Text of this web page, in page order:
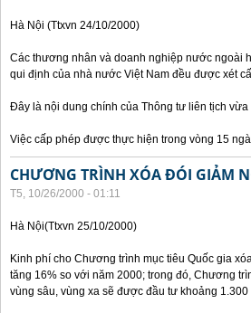
Hà Nội (Ttxvn 24/10/2000)
Các thương nhân và doanh nghiệp nước ngoài
qui định của nhà nước Việt Nam đều được xét
Đây là nội dung chính của Thông tư liên tịch
Việc cấp phép được thực hiện trong vòng 15
CHƯƠNG TRÌNH XÓA ĐÓI GIẢM
T5, 10/26/2000 - 01:11
Hà Nội(Ttxvn 25/10/2000)
Kinh phí cho Chương trình mục tiêu Quốc gia
tăng 16% so với năm 2000; trong đó, Chương
vùng sâu, vùng xa sẽ được đầu tư khoảng